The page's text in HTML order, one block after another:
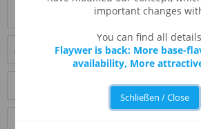
Bewertungen lesen, schreiben und
Ähnliche Artikel
Kunden kauften auch
important changes
You can find all
Flaywer is back: More base-
availability, More
Schließen / Close